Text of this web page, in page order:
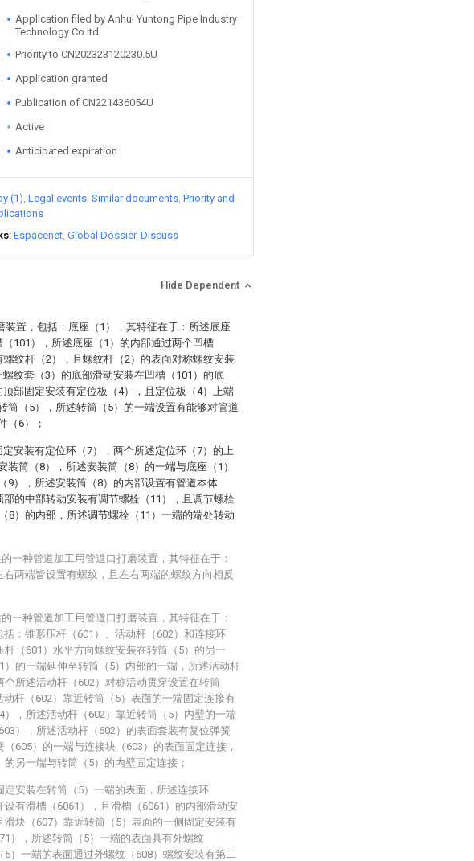
Application filed by Anhui Yuntong Pipe Industry
Technology Co ltd
Priority to CN202323120230.5U
Application granted
Publication of CN221436054U
Active
Anticipated expiration
(1) Legal events Similar documents Priority and
Espacenet Global Dossier Discuss
Hide Dependent
装置，包括：底座（1），其特征在于：所述底座
（101），所述底座（1）的内部通过两个凹槽
螺纹杆（2），且螺纹杆（2）的表面对称螺纹安装
纹套（3）的底部滑动安装在凹槽（101）的底
部固定安装有定位板（4），且定位板（4）上端
筒（5），所述转筒（5）的一端设置有能够对管道
（6）；
安装有定位环（7），两个所述定位环（7）的上
装筒（8），所述安装筒（8）的一端与底座（1）
9），所述安装筒（8）的内部设置有管道本体
部的中部转动安装有调节螺栓（11），且调节螺栓
8）的内部，所述调节螺栓（11）一端的端处转动
一种管道加工用管道口打磨装置，其特征在于：
右两端皆设置有螺纹，且左右两端的螺纹方向相反
一种管道加工用管道口打磨装置，其特征在于：
括：锥形压杆（601）、活动杆（602）和连接环
杆（601）水平方向螺纹安装在转筒（5）的另一
）的一端延伸至转筒（5）内部的一端，所述活动杆
个所述活动杆（602）对称活动贯穿设置在转筒
动杆（602）靠近转筒（5）表面的一端固定连接有
），所述活动杆（602）靠近转筒（5）内壁的一端
），所述活动杆（602）的表面套装有复位弹簧
（605）的一端与连接块（603）的表面固定连接，
的另一端与转筒（5）的内壁固定连接；
定安装在转筒（5）一端的表面，所述连接环
设有滑槽（6061），且滑槽（6061）的内部滑动安
滑块（607）靠近转筒（5）表面的一侧固定安装有
），所述转筒（5）一端的表面具有外螺纹
5）一端的表面通过外螺纹（608）螺纹安装有第二